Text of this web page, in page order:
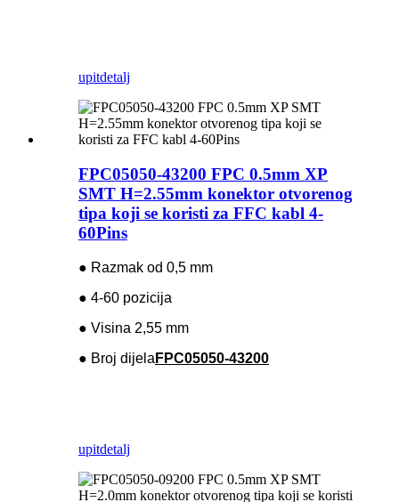
upitdetalj
FPC05050-43200 FPC 0.5mm XP
SMT H=2.55mm konektor otvorenog
tipa koji se koristi za FFC kabl 4-
60Pins
● Razmak od 0,5 mm
● 4-60 pozicija
● Visina 2,55 mm
● Broj dijela FPC05050-43200
upitdetalj